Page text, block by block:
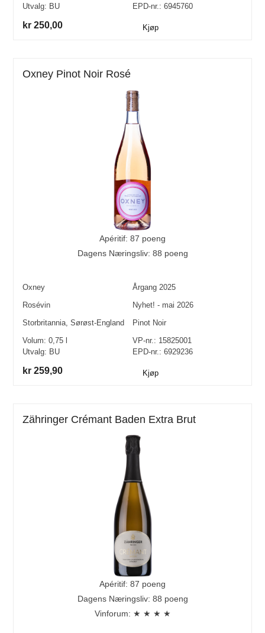
Utvalg: BU
EPD-nr.: 6945760
kr 250,00 Kjøp
Oxney Pinot Noir Rosé
Apéritif: 87 poeng
Dagens Næringsliv: 88 poeng
Oxney Årgang 2025
Rosévin
Nyhet! - mai 2026
Storbritannia ,Sørøst-England
Pinot Noir
Volum:0,75
Utvalg: BU
VP-nr.: 15825001
EPD-nr.: 6929236
kr 259,90 Kjøp
Zähringer Crémant Baden Extra Brut
Apéritif: 87 poeng
Dagens Næringsliv: 88 poeng
Vinforum: ★ ★ ★ ★